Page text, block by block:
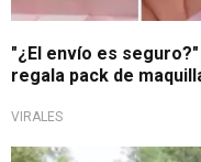
"¿El envío es
regala pack de
VIRALES